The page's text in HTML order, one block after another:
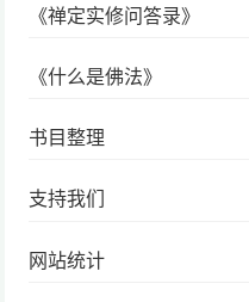
《禅定实修问答录》
《什么是佛法》
书目整理
支持我们
网站统计